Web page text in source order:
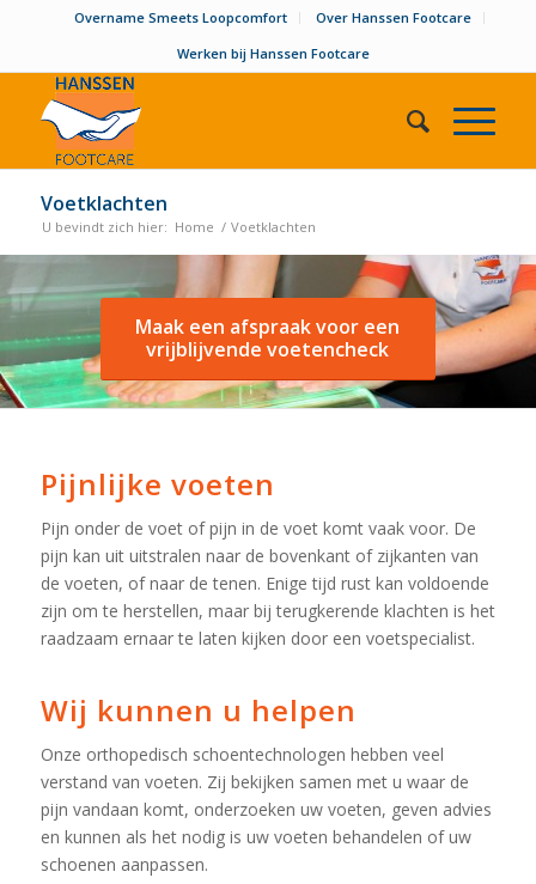
Overname Smeets Loopcomfort
Over Hanssen Footcare
Werken bij Hanssen Footcare
Voetklachten
U bevindt zich hier: Home / Voetklachten
Maak een afspraak voor een
vrijblijvende voetencheck
Pijnlijke voeten
Pijn onder de voet of pijn in de voet komt vaak voor. De
pijn kan uit uitstralen naar de bovenkant of zijkanten van
de voeten, of naar de tenen. Enige tijd rust kan voldoende
zijn om te herstellen, maar bij terugkerende klachten is het
raadzaam ernaar te laten kijken door een voetspecialist.
Wij kunnen u helpen
Onze orthopedisch schoentechnologen hebben veel
verstand van voeten. Zij bekijken samen met u waar de
pijn vandaan komt, onderzoeken uw voeten, geven advies
en kunnen als het nodig is uw voeten behandelen of uw
schoenen aanpassen.